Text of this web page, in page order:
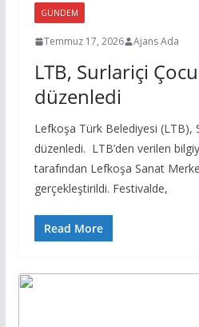
GÜNDEM
Temmuz 17, 2026 Ajans Ada
LTB, Surlariçi
düzenledi
Lefkoşa Türk Belediyesi (LTB),
düzenledi. LTB’den verilen
tarafından Lefkoşa Sanat
gerçekleştirildi. Festivalde,
Read More